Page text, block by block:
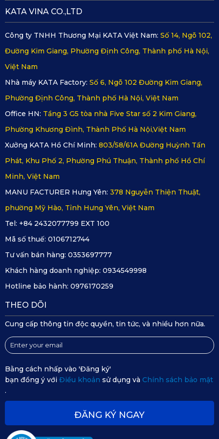
Rèm chắn nắng ô tô KATA có màu đen phù hợp với hầu
hết các mẫu xe, sạch sẽ và sang trọng. Sản phẩm được
thiết kế dạng lưới dày dặn giúp cản trở tầm nhìn ngoài vào
ngồi trong xe. Đảm bảo khả năng quan sát, lái xe an toàn.
KATA VINA CO.,LTD
Công ty TNHH Thương Mại KATA Việt Nam: Số 14, Ngõ 102,
Đường Kim Giang, Phường Định Công, Thành phố Hà Nội,
Việt Nam
Nhà máy KATA Factory: Số 6, Ngõ 102 Đường Kim Giang,
Phường Định Công, Thành phố Hà Nội, Việt Nam
Office HN: Tầng 3 G5 tòa nhà Five Star số 2 Kim Giang,
Phường Khương Đình, Thành Phố Hà Nội,Việt Nam
Xưởng KATA Hồ Chí Minh: 803/58/61A Đường Huỳnh Tấn
Phát, Khu Phố 2, Phường Phú Thuận, Thành phố Hồ Chí
Minh, Việt Nam
MANU FACTURER Hưng Yên: 378 Nguyễn Thiện Thuật,
phường Mỹ Hào, Tỉnh Hưng Yên, Việt Nam
Tel: +84 2432077799 EXT 100
Mã số thuế: 0106712744
Tư vấn bán hàng: 0353697777
Khách hàng doanh nghiệp: 0934549998
Hotline bảo hành: 0976170259
THEO DÕI
Cung cấp thông tin độc quyền, tin tức, và nhiều hơn nữa.
Bằng cách nhấp vào 'Đăng ký'
bạn đồng ý với Điều khoản sử dụng và Chính sách bảo mật
.
ĐĂNG KÝ NGAY